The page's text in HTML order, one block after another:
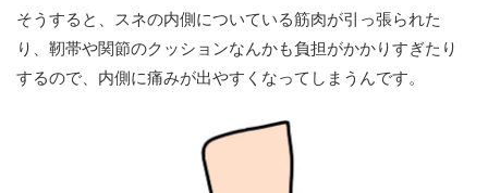
そうすると、スネの内側についている筋肉が引っ張られた
り、靭帯や関節のクッションなんかも負担がかかりすぎたり
するので、内側に痛みが出やすくなってしまうんです。